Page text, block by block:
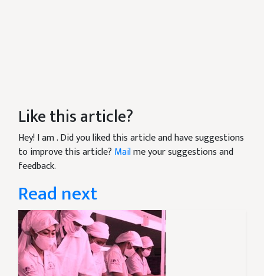
Like this article?
Hey! I am. Did you liked this article and have suggestions
to improve this article? Mailme your suggestions and
feedback.
Read next